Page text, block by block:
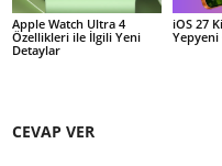
Apple Watch Ultra 4
Özellikleri ile İlgili Yeni
Detaylar
iOS 27
CEVAP VER